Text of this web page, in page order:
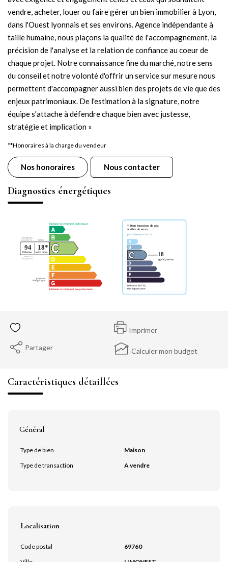
vendre, acheter, louer ou faire gérer un bien immobilier à Lyon,
dans l'Ouest lyonnais et ses environs. Agence indépendante à
taille humaine, nous plaçons la qualité de l'accompagnement, la
précision de l'analyse et la relation de confiance au coeur de
chaque projet. Notre connaissance fine du marché, notre sens
du conseil et notre volonté d'offrir un service sur mesure nous
permettent d'accompagner aussi bien des projets de vie que des
enjeux patrimoniaux. De l'estimation à la signature, notre
équipe s'attache à défendre chaque bien avec justesse,
stratégie et implication »
**Honoraires à la charge du vendeur
Nos honoraires Nous contacter
Diagnostics énergétiques
Imprimer
Partager
Calculer mon budget
Caractéristiques détaillées
Général
Type de bien
Maison
Type de transaction
A vendre
Localisation
Code postal
69760